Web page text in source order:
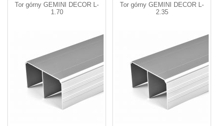
Tor górny GEMINI DECOR L-
1.70
Tor górny GEMINI DECOR L-
2.35